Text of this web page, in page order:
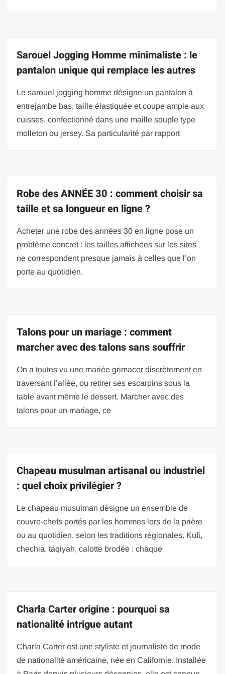
Sarouel Jogging Homme minimaliste : le
pantalon unique qui remplace les autres
Le sarouel jogging homme désigne un pantalon à
entrejambe bas, taille élastiquée et coupe ample aux
cuisses, confectionné dans une maille souple type
molleton ou jersey. Sa particularité par rapport
Robe des ANNÉE 30 : comment choisir sa
taille et sa longueur en ligne ?
Acheter une robe des années 30 en ligne pose un
problème concret : les tailles affichées sur les sites
ne correspondent presque jamais à celles que l’on
porte au quotidien.
Talons pour un mariage : comment
marcher avec des talons sans souffrir
On a toutes vu une mariée grimacer discrètement en
traversant l’allée, ou retirer ses escarpins sous la
table avant même le dessert. Marcher avec des
talons pour un mariage, ce
Chapeau musulman artisanal ou industriel
: quel choix privilégier ?
Le chapeau musulman désigne un ensemble de
couvre-chefs portés par les hommes lors de la prière
ou au quotidien, selon les traditions régionales. Kufi,
chechia, taqiyah, calotte brodée : chaque
Charla Carter origine : pourquoi sa
nationalité intrigue autant
Charla Carter est une styliste et journaliste de mode
de nationalité américaine, née en Californie. Installée